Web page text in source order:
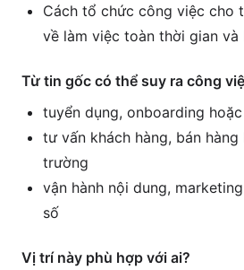
Cách tổ chức công việc cho
về làm việc toàn thời gian
Từ tin gốc có thể suy ra công
tuyển dụng, onboarding
tư vấn khách hàng, bán
trường
vận hành nội dung,
số
Vị trí này phù hợp với ai?